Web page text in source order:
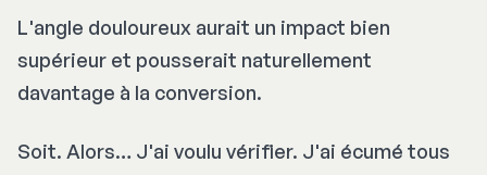
L'angle douloureux aurait un impact bien
supérieur et pousserait naturellement
davantage à la conversion.
Soit. Alors… J'ai voulu vérifier. J'ai écumé tous